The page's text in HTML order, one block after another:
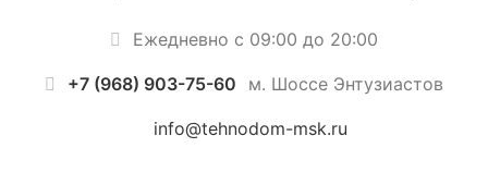
Ежедневно с 09:00 до 20:00
+7 (968) 903-75-60 м. Шоссе Энтузиастов
info@tehnodom-msk.ru